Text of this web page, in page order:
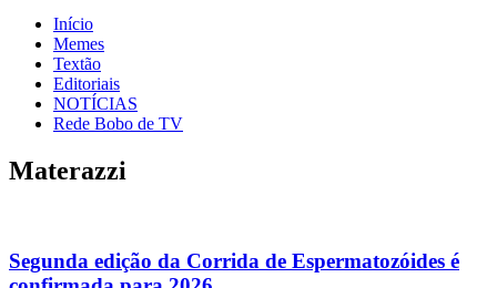
Início
Memes
Textão
Editoriais
NOTÍCIAS
Rede Bobo de TV
Materazzi
Segunda edição da Corrida de Espermatozóides é